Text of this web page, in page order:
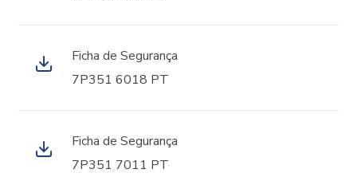
Ficha de Segurança
7P351 6018 PT
Ficha de Segurança
7P351 7011 PT